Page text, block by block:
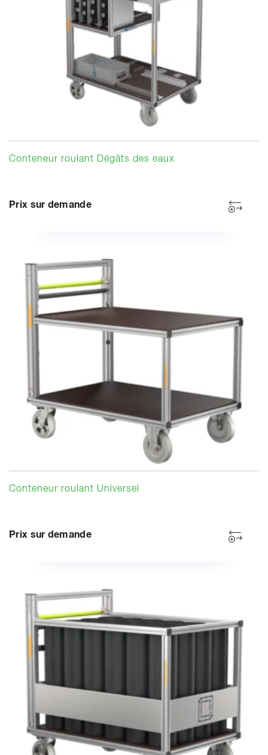
Conteneur roulant Dégâts des eaux
Prix sur demande
Conteneur roulant Universel
Prix sur demande